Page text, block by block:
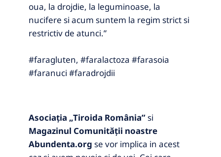
oua, la drojdie, la leguminoase, la
nucifere si acum suntem la regim strict si
restrictiv de atunci.”
#faragluten, #faralactoza #farasoia
#faranuci #faradrojdii
Asociația „Tiroida România” si
Magazinul Comunității noastre
Abundenta.org se vor implica in acest